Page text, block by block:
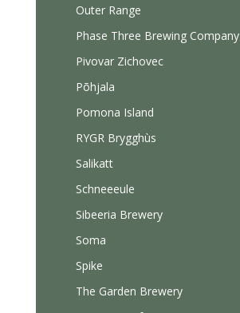
Outer Range
Phase Three Brewing Company
Pivovar Zichovec
Põhjala
Pomona Island
RYGR Brygghùs
Salikatt
Schneeeule
Sibeeria Brewery
Soma
Spike
The Garden Brewery